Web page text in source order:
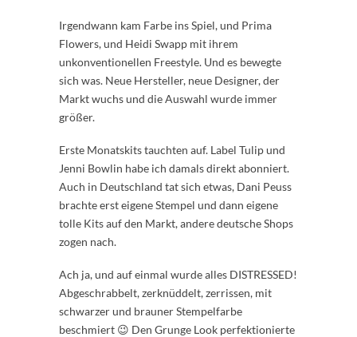
Irgendwann kam Farbe ins Spiel, und Prima
Flowers, und Heidi Swapp mit ihrem
unkonventionellen Freestyle. Und es bewegte
sich was. Neue Hersteller, neue Designer, der
Markt wuchs und die Auswahl wurde immer
größer.
Erste Monatskits tauchten auf. Label Tulip und
Jenni Bowlin habe ich damals direkt abonniert.
Auch in Deutschland tat sich etwas, Dani Peuss
brachte erst eigene Stempel und dann eigene
tolle Kits auf den Markt, andere deutsche Shops
zogen nach.
Ach ja, und auf einmal wurde alles DISTRESSED!
Abgeschrabbelt, zerknüddelt, zerrissen, mit
schwarzer und brauner Stempelfarbe
beschmiert 😉 Den Grunge Look perfektionierte